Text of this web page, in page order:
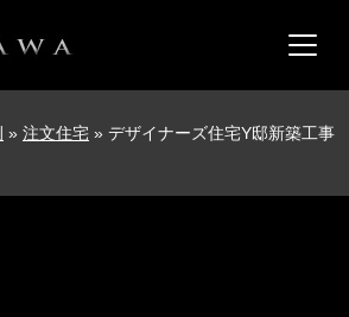
ーション
» 注文住宅 » デザイナーズ住宅Y邸新築工事